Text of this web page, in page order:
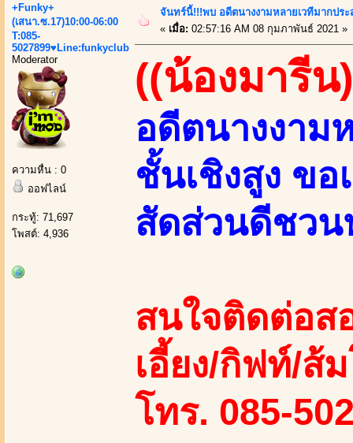
+Funky+
(เสนา.ซ.17)10:00-06:00
T:085-
5027899♥Line:funkyclub
Moderator
ความหื่น : 0
ออฟไลน์
กระทู้: 71,697
โพสต์: 4,936
จันทร์นี้!!!พบ อดีตนางงามหลายเวทีมากป
« เมื่อ: 02:57:16 AM 08 กุมภาพันธ์ 2021 »
((น้องมารีน
อดีตนางงาม
ชั้นเชิงสูง ข
สัดส่วนดีชวน
สนใจติดต่อส
เอี้ยง/กิฟท์/ส้
โทร. 085-